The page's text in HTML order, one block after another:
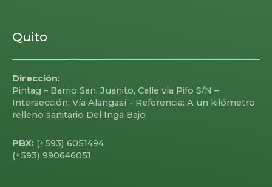
Quito
Dirección:
Pintag – Barrio San. Juanito, Calle vía Pifo S/N –
Intersección: Vía Alangasí – Referencia: A un kilómetro
relleno sanitario Del Inga Bajo
PBX: (+593) 6051494
(+593) 990646051